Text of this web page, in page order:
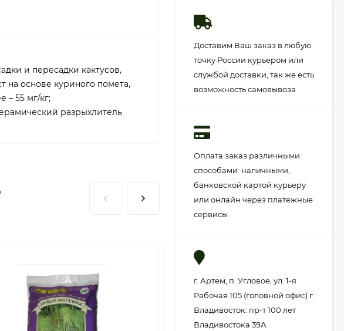
и пересадки кактусов,
на основе куриного помета,
– 55 мг/кг;
разрыхлитель
Доставим Ваш заказ в любую
точку России курьером или
службой доставки, так же есть
возможность самовывоза
Оплата заказ различными
способами: наличными,
банковской картой курьеру
или онлайн через платежные
сервисы
г. Артем, п. Угловое, ул. 1-я
Рабочая 105 (головной офис) г.
Владивосток: пр-т 100 лет
Владивостока 39А